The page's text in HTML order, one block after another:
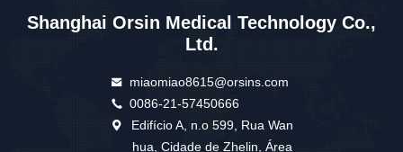
Shanghai Orsin Medical Technology Co.,
Ltd.
miaomiao8615@orsins.com
0086-21-57450666
Edifício A, n.o 599, Rua Wan
hua, Cidade de Zhelin, Área